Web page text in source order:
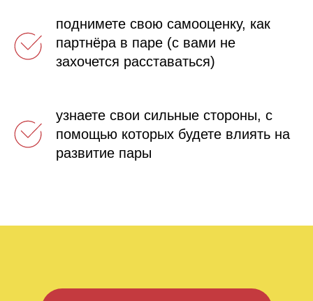
поднимете свою самооценку, как
партнёра в паре (с вами не
захочется расставаться)
узнаете свои сильные стороны, с
помощью которых будете влиять на
развитие пары